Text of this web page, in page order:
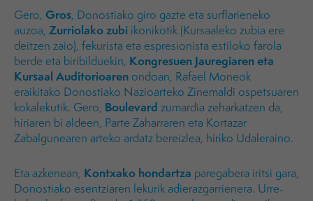
Gero, Gros, Donostiako giro gazte eta surflarieneko
auzoa, Zurriolako zubi ikonikotik (Kursaaleko zubia ere
deitzen zaio), fekurista eta espresionista estiloko farola
berde eta biribilduekin, Kongresuen Jauregiaren eta
Kursaal Auditorioaren ondoan, Rafael Moneok
eraikitako Donostiako Nazioarteko Zinemaldi ospetsuaren
kokalekutik. Gero, Boulevard zumardia zeharkatzen da,
hiriaren bi aldeen, Parte Zaharraren eta Kortazar
Zabalgunearen arteko ardatz bereizlea, hiriko Udaleraino.
Eta azkenean, Kontxako hondartza paregabera iritsi gara,
Donostiako esentziaren lekurik adierazgarrienera. Urre-